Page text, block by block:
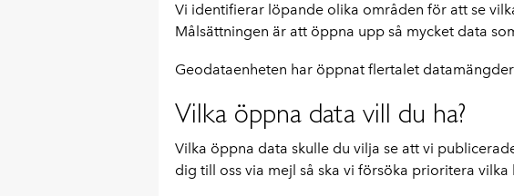
Vi identifierar löpande olika områden för att se
Målsättningen är att öppna upp så mycket data
Geodataenheten har öppnat flertalet
Vilka öppna data vill du ha?
Vilka öppna data skulle du vilja se att vi
dig till oss via mejl så ska vi försöka prioritera